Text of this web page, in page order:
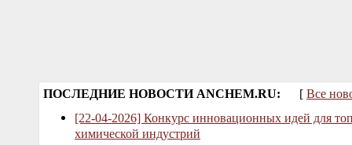
ПОСЛЕДНИЕ НОВОСТИ ANCHEM.RU: [ Все
[22-04-2026] Конкурс инновационных идей для
химической индустрий